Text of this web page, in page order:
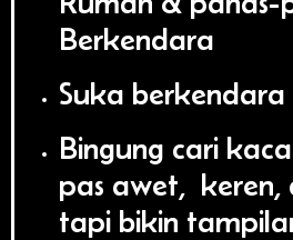
Berkendara
Suka
Bingung cari
pas awet, keren,
tapi bikin